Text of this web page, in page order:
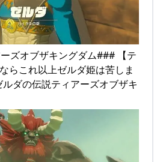
ズオブザキングダム### 【テ
らこれ以上ゼルダ姫は苦しま
ダの伝説ティアーズオブザキ